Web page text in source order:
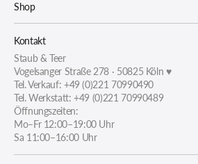
Shop
Kontakt
Staub & Teer
Vogelsanger Straße 278 · 50825 Köln ♥
Tel. Verkauf: +49 (0)221 70990490
Tel. Werkstatt: +49 (0)221 70990489
Öffnungszeiten:
Mo–Fr 12:00–19:00 Uhr
Sa 11:00–16:00 Uhr